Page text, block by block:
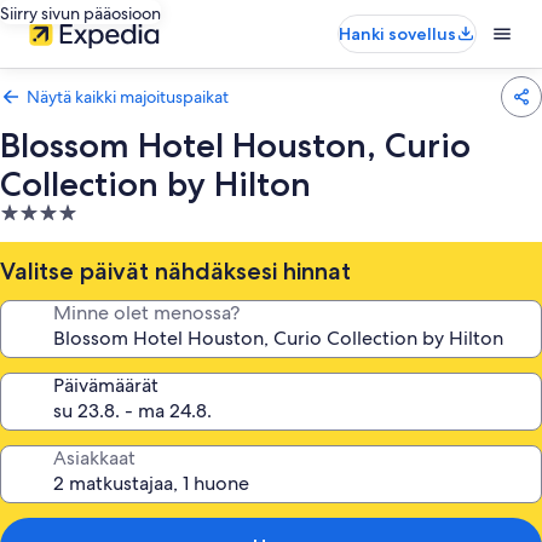
Siirry sivun pääosioon
Hanki sovellus
Näytä kaikki majoituspaikat
Blossom Hotel Houston, Curio
Collection by Hilton
4.0
tähden
majoituspaikka
Valitse päivät nähdäksesi hinnat
Minne olet menossa?
Päivämäärät
Asiakkaat